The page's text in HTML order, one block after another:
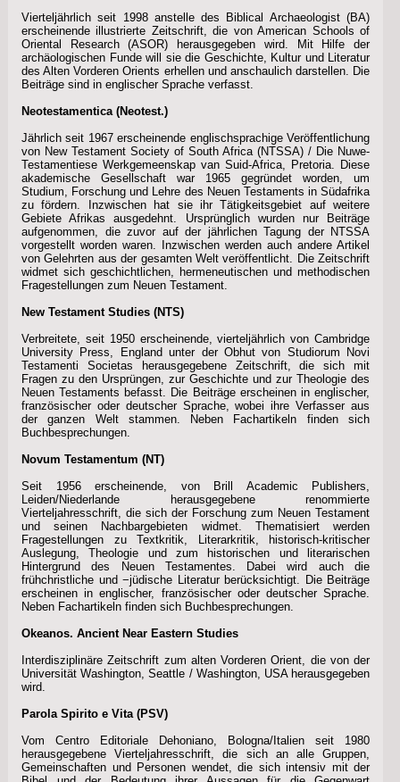
Vierteljährlich seit 1998 anstelle des Biblical Archaeologist (BA)
erscheinende illustrierte Zeitschrift, die von American Schools of
Oriental Research (ASOR) herausgegeben wird. Mit Hilfe der
archäologischen Funde will sie die Geschichte, Kultur und Literatur
des Alten Vorderen Orients erhellen und anschaulich darstellen. Die
Beiträge sind in englischer Sprache verfasst.
Neotestamentica (Neotest.)
Jährlich seit 1967 erscheinende englischsprachige Veröffentlichung
von New Testament Society of South Africa (NTSSA) / Die Nuwe-
Testamentiese Werkgemeenskap van Suid-Africa, Pretoria. Diese
akademische Gesellschaft war 1965 gegründet worden, um
Studium, Forschung und Lehre des Neuen Testaments in Südafrika
zu fördern. Inzwischen hat sie ihr Tätigkeitsgebiet auf weitere
Gebiete Afrikas ausgedehnt. Ursprünglich wurden nur Beiträge
aufgenommen, die zuvor auf der jährlichen Tagung der NTSSA
vorgestellt worden waren. Inzwischen werden auch andere Artikel
von Gelehrten aus der gesamten Welt veröffentlicht. Die Zeitschrift
widmet sich geschichtlichen, hermeneutischen und methodischen
Fragestellungen zum Neuen Testament.
New Testament Studies (NTS)
Verbreitete, seit 1950 erscheinende, vierteljährlich von Cambridge
University Press, England unter der Obhut von Studiorum Novi
Testamenti Societas herausgegebene Zeitschrift, die sich mit
Fragen zu den Ursprüngen, zur Geschichte und zur Theologie des
Neuen Testaments befasst. Die Beiträge erscheinen in englischer,
französischer oder deutscher Sprache, wobei ihre Verfasser aus
der ganzen Welt stammen. Neben Fachartikeln finden sich
Buchbesprechungen.
Novum Testamentum (NT)
Seit 1956 erscheinende, von Brill Academic Publishers,
Leiden/Niederlande herausgegebene renommierte
Vierteljahresschrift, die sich der Forschung zum Neuen Testament
und seinen Nachbargebieten widmet. Thematisiert werden
Fragestellungen zu Textkritik, Literarkritik, historisch-kritischer
Auslegung, Theologie und zum historischen und literarischen
Hintergrund des Neuen Testamentes. Dabei wird auch die
frühchristliche und −jüdische Literatur berücksichtigt. Die Beiträge
erscheinen in englischer, französischer oder deutscher Sprache.
Neben Fachartikeln finden sich Buchbesprechungen.
Okeanos. Ancient Near Eastern Studies
Interdisziplinäre Zeitschrift zum alten Vorderen Orient, die von der
Universität Washington, Seattle / Washington, USA herausgegeben
wird.
Parola Spirito e Vita (PSV)
Vom Centro Editoriale Dehoniano, Bologna/Italien seit 1980
herausgegebene Vierteljahresschrift, die sich an alle Gruppen,
Gemeinschaften und Personen wendet, die sich intensiv mit der